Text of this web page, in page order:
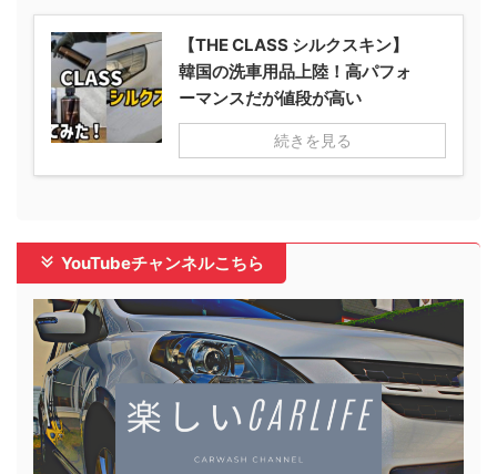
【THE CLASS シルクスキン】
韓国の洗車用品上陸！高パフォ
ーマンスだが値段が高い
続きを見る
YouTubeチャンネルこちら